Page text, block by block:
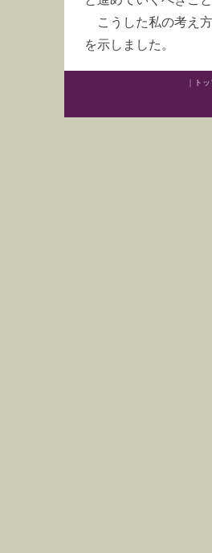
こうした私の考え
を示しました。
｜ ト